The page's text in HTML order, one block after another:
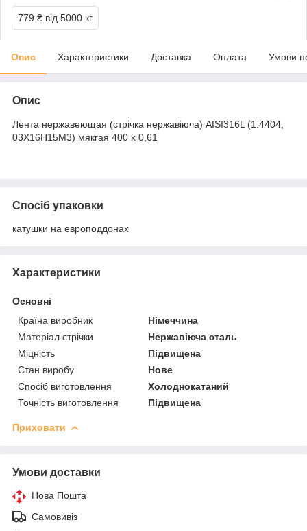
779 ₴ від 5000 кг
Опис Характеристики Доставка Оплата Умови
Опис
Лента нержавеющая (стрічка нержавіюча) AISI316L (1.4404,
03Х16Н15М3) мякгая 400 х 0,61
Спосіб упаковки
катушки на европоддонах
Характеристики
Основні
Країна виробник
Німеччина
Матеріал стрічки
Нержавіюча сталь
Міцність
Підвищена
Стан виробу
Нове
Спосіб виготовлення
Холоднокатаний
Точність виготовлення
Підвищена
Приховати
Умови доставки
Нова Пошта
Самовивіз